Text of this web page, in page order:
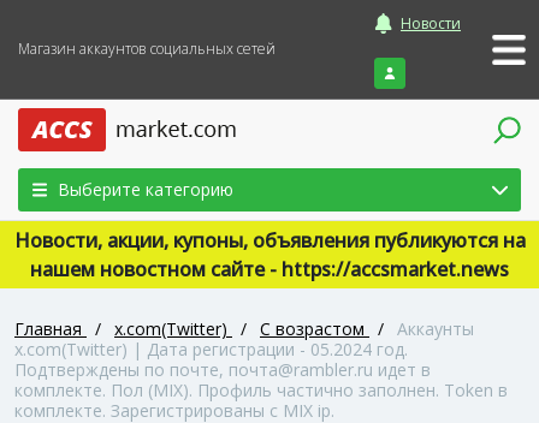
Магазин аккаунтов социальных сетей
Новости
Войти
Выберите категорию
Новости, акции, купоны, объявления публикуются на
нашем новостном сайте - https://accsmarket.news
Главная / x.com(Twitter) / С возрастом / Аккаунты
x.com(Twitter) | Дата регистрации - 05.2024 год.
Подтверждены по почте, почта@rambler.ru идет в
комплекте. Пол (MIX). Профиль частично заполнен. Token в
комплекте. Зарегистрированы с MIX ip.